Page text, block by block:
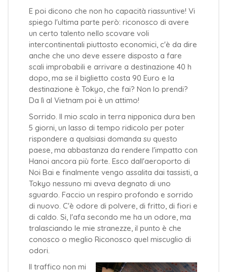
E poi dicono che non ho capacità riassuntive! Vi
spiego l'ultima parte però: riconosco di avere
un certo talento nello scovare voli
intercontinentali piuttosto economici, c'è da dire
anche che uno deve essere disposto a fare
scali improbabili e arrivare a destinazione 40 h
dopo, ma se il biglietto costa 90 Euro e la
destinazione è Tokyo, che fai? Non lo prendi?
Da lì al Vietnam poi è un attimo!
Sorrido. Il mio scalo in terra nipponica dura ben
5 giorni, un lasso di tempo ridicolo per poter
rispondere a qualsiasi domanda su questo
paese, ma abbastanza da rendere l'impatto con
Hanoi ancora più forte. Esco dall'aeroporto di
Noi Bai e finalmente vengo assalita dai tassisti, a
Tokyo nessuno mi aveva degnato di uno
sguardo. Faccio un respiro profondo e sorrido
di nuovo. C'è odore di polvere, di fritto, di fiori e
di caldo. Si, l'afa secondo me ha un odore, ma
tralasciando le mie stranezze, il punto è che
conosco o meglio Riconosco quel miscuglio di
odori.
Il traffico non mi